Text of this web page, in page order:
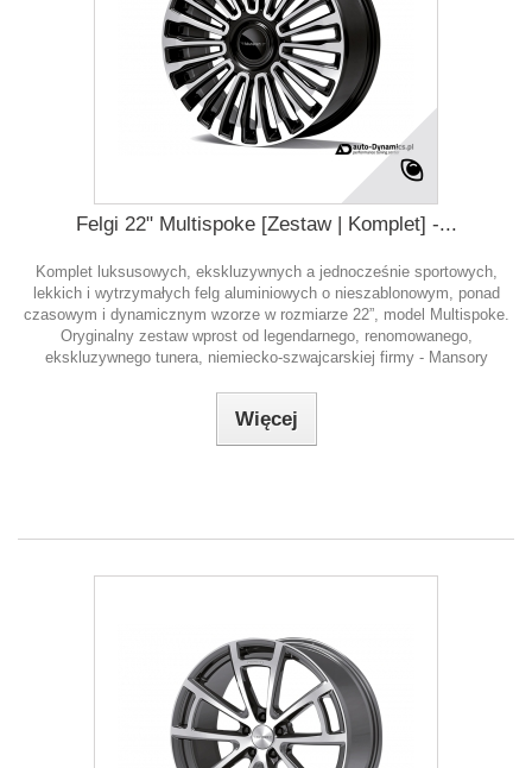
Felgi 22" Multispoke [Zestaw | Komplet] -...
Komplet luksusowych, ekskluzywnych a jednocześnie sportowych,
lekkich i wytrzymałych felg aluminiowych o nieszablonowym, ponad
czasowym i dynamicznym wzorze w rozmiarze 22”, model Multispoke.
Oryginalny zestaw wprost od legendarnego, renomowanego,
ekskluzywnego tunera, niemiecko-szwajcarskiej firmy - Mansory
Więcej